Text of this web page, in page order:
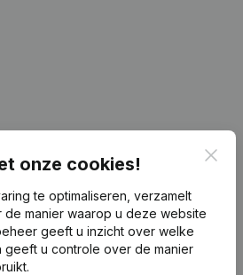
onze cookies!
te optimaliseren, verzamelt
de manier waarop u deze website
geeft u inzicht over welke
geeft u controle over de manier